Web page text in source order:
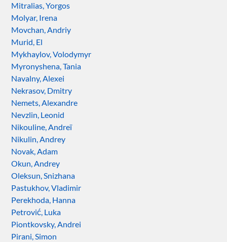
Mitralias, Yorgos
Molyar, Irena
Movchan, Andriy
Murid, El
Mykhaylov, Volodymyr
Myronyshena, Tania
Navalny, Alexei
Nekrasov, Dmitry
Nemets, Alexandre
Nevzlin, Leonid
Nikouline, Andreï
Nikulin, Andrey
Novak, Adam
Okun, Andrey
Oleksun, Snizhana
Pastukhov, Vladimir
Perekhoda, Hanna
Petrović, Luka
Piontkovsky, Andrei
Pirani, Simon